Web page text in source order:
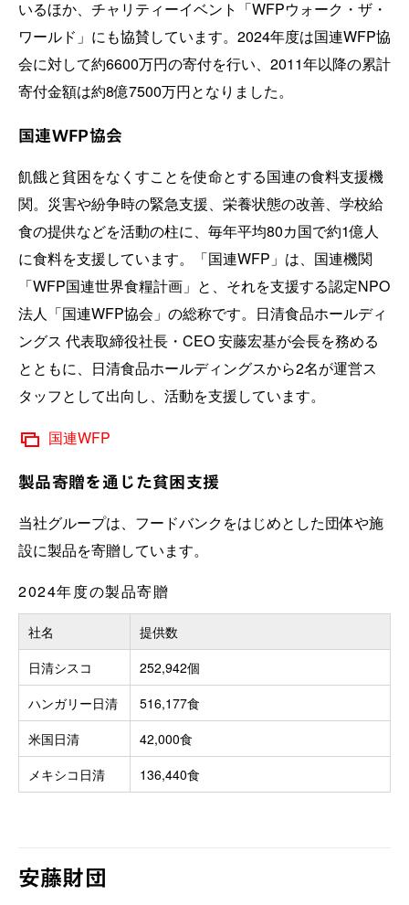
いるほか、チャリティーイベント「WFPウォーク・ザ・
ワールド」にも協賛しています。2024年度は国連WFP協
会に対して約6600万円の寄付を行い、2011年以降の累計
寄付金額は約8億7500万円となりました。
国連WFP協会
飢餓と貧困をなくすことを使命とする国連の食料支援機
関。災害や紛争時の緊急支援、栄養状態の改善、学校給
食の提供などを活動の柱に、毎年平均80カ国で約1億人
に食料を支援しています。「国連WFP」は、国連機関
「WFP国連世界食糧計画」と、それを支援する認定NPO
法人「国連WFP協会」の総称です。日清食品ホールディ
ングス 代表取締役社長・CEO 安藤宏基が会長を務める
とともに、日清食品ホールディングスから2名が運営ス
タッフとして出向し、活動を支援しています。
国連WFP
製品寄贈を通じた貧困支援
当社グループは、フードバンクをはじめとした団体や施
設に製品を寄贈しています。
2024年度の製品寄贈
社名
提供数
日清シスコ
252,942個
ハンガリー日清
516,177食
米国日清
42,000食
メキシコ日清
136,440食
安藤財団